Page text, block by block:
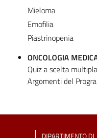
Mieloma
Emofilia
Piastrinopenia
ONCOLOGIA
Quiz a scelta
Argomenti del